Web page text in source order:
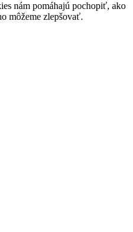
nám pomáhajú pochopiť, ako
môžeme zlepšovať.